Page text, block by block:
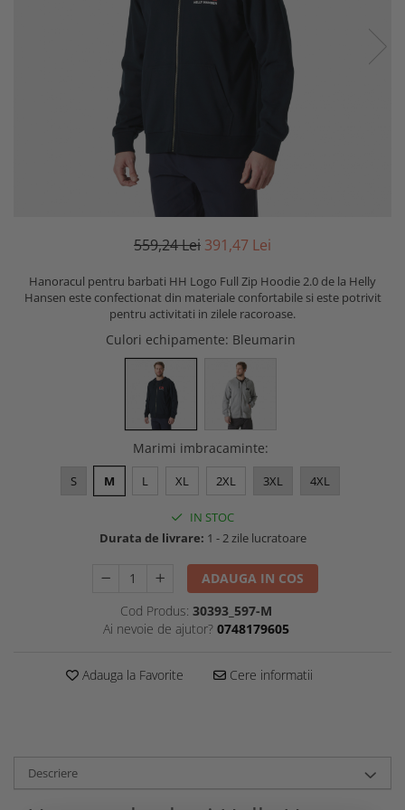
559,24 Lei 391,47 Lei
Hanoracul pentru barbati HH Logo Full Zip Hoodie 2.0 de la Helly
Hansen este confectionat din materiale confortabile si este potrivit
pentru activitati in zilele racoroase.
Culori echipamente: Bleumarin
Marimi imbracaminte:
S M L XL 2XL 3XL 4XL
IN STOC
Durata de livrare: 1 - 2 zile lucratoare
ADAUGA IN COS
Cod Produs: 30393_597-M
Ai nevoie de ajutor? 0748179605
Adauga la Favorite Cere informatii
Descriere